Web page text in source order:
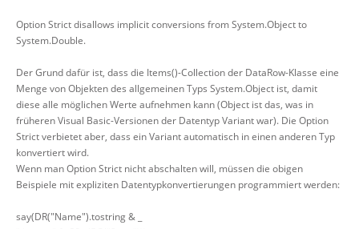
Option Strict disallows implicit conversions from System.Object to
System.Double.
Der Grund dafür ist, dass die Items()-Collection der DataRow-Klasse eine
Menge von Objekten des allgemeinen Typs System.Object ist, damit
diese alle möglichen Werte aufnehmen kann (Object ist das, was in
früheren Visual Basic-Versionen der Datentyp Variant war). Die Option
Strict verbietet aber, dass ein Variant automatisch in einen anderen Typ
konvertiert wird.
Wenn man Option Strict nicht abschalten will, müssen die obigen
Beispiele mit expliziten Datentypkonvertierungen programmiert werden:
say(DR("Name").tostring & _